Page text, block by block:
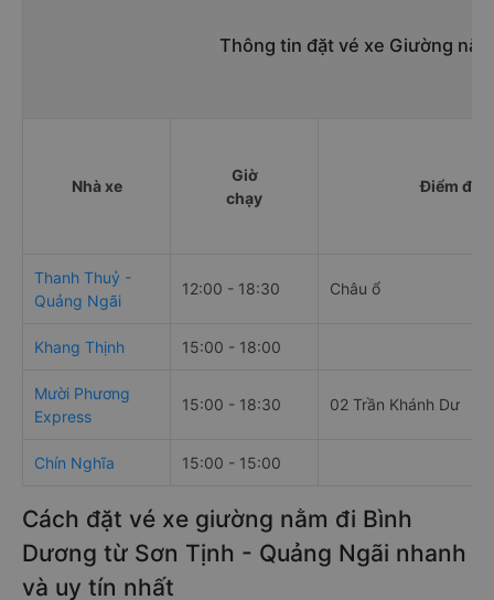
Thông tin đặt vé xe Giường
Nhà xe
Giờ
chạy
Điểm đi
Thanh Thuỷ -
Quảng Ngãi
12:00 - 18:30 Châu ổ
Khang Thịnh 15:00 - 18:00
Mười Phương
Express
15:00 - 18:30 02 Trần Khánh Dư
Chín Nghĩa 15:00 - 15:00
Cách đặt vé xe giường nằm đi Bình
Dương từ Sơn Tịnh - Quảng Ngãi nhanh
và uy tín nhất